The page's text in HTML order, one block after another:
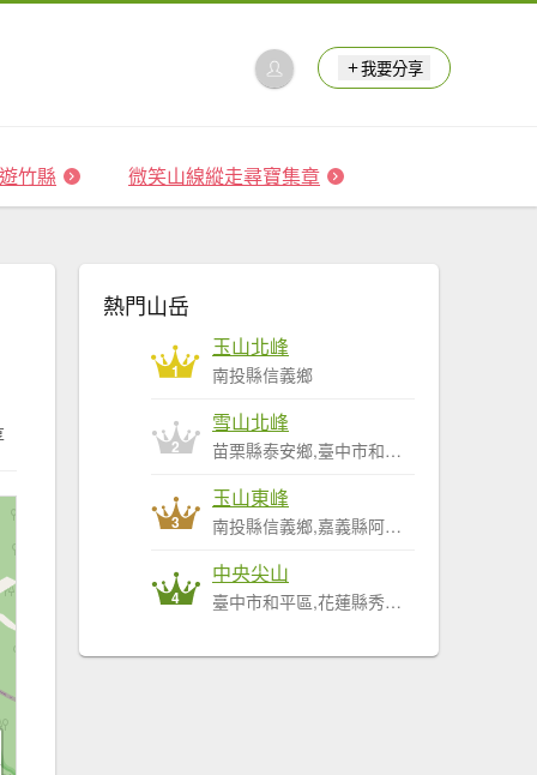
我要分享
竹縣 微笑山線縱走尋寶集章
熱門山岳
1
玉山北峰
南投縣信義鄉
2
雪山北峰
苗栗縣泰安鄉,臺中市和平區
3
玉山東峰
南投縣信義鄉,嘉義縣阿里山鄉
4
中央尖山
臺中市和平區,花蓮縣秀林鄉